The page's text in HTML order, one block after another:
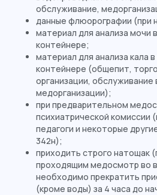
обслуживание,
данные флюорографии (при
материал для анализа мочи
контейнере;
материал для анализа кала
контейнере (общепит,
организации,
медорганизации);
при предварительном
психиатрической комиссии
педагоги и некоторые
342н);
приходить строго натощак
проходящим медосмотр во
необходимо прекратить
(кроме воды) за 4 часа до
Оставить заявку
г. Калининград, Ленинский проспект,
д. 83А-83Д
г. Калининград, ул. Батальная, д. 18
.........................
8 (4012) 988-377
Адреса филиалов:
Телефон:
..................................
info@medosmotr39.ru